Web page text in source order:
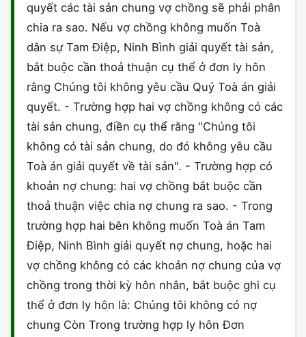
quyết các tài sản chung vợ chồng sẽ phải phân
chia ra sao. Nếu vợ chồng không muốn Toà
dân sự Tam Điệp, Ninh Bình giải quyết tài sản,
bắt buộc cần thoả thuận cụ thể ở đơn ly hôn
rằng Chúng tôi không yêu cầu Quý Toà án giải
quyết. - Trường hợp hai vợ chồng không có các
tài sản chung, điền cụ thể rằng "Chúng tôi
không có tài sản chung, do đó không yêu cầu
Toà án giải quyết về tài sản". - Trường hợp có
khoản nợ chung: hai vợ chồng bắt buộc cần
thoả thuận việc chia nợ chung ra sao. - Trong
trường hợp hai bên không muốn Toà án Tam
Điệp, Ninh Bình giải quyết nợ chung, hoặc hai
vợ chồng không có các khoản nợ chung của vợ
chồng trong thời kỳ hôn nhân, bắt buộc ghi cụ
thể ở đơn ly hôn là: Chúng tôi không có nợ
chung Còn Trong trường hợp ly hôn Đơn